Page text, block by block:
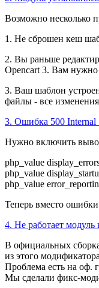
Возможно несколько
1. Не сброшен кеш
2. Вы раньше
Opencart 3. Вам
3. Ваш шаблон
файлы - все
3. Ошибка 500 Internal
Нужно включить
php_value
php_value
php_value
Теперь вместо
4. Не работает модуль
В официальных
из этого
Проблема есть на оф.
Мы сделали фикс-